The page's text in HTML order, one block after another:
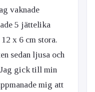
vaknade
5 jättelika
x 6 cm stora.
sedan ljusa och
gick till min
mig att